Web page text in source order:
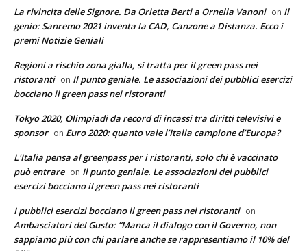
La rivincita delle Signore. Da Orietta Berti a Ornella Vanoni on Il
genio: Sanremo 2021 inventa la CAD, Canzone a Distanza. Ecco i
premi Notizie Geniali
Regioni a rischio zona gialla, si tratta per il green pass nei
ristoranti on Il punto geniale. Le associazioni dei pubblici esercizi
bocciano il green pass nei ristoranti
Tokyo 2020, Olimpiadi da record di incassi tra diritti televisivi e
sponsor on Euro 2020: quanto vale l’Italia campione d’Europa?
L'Italia pensa al greenpass per i ristoranti, solo chi è vaccinato
può entrare on Il punto geniale. Le associazioni dei pubblici
esercizi bocciano il green pass nei ristoranti
I pubblici esercizi bocciano il green pass nei ristoranti on
Ambasciatori del Gusto: “Manca il dialogo con il Governo, non
sappiamo più con chi parlare anche se rappresentiamo il 10% del